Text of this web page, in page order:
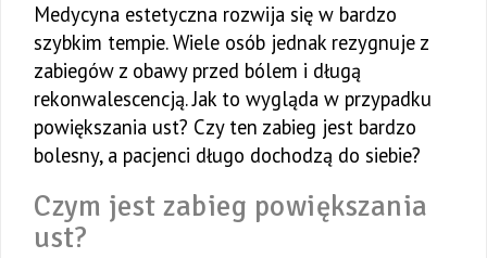
Medycyna estetyczna rozwija się w bardzo
szybkim tempie. Wiele osób jednak rezygnuje z
zabiegów z obawy przed bólem i długą
rekonwalescencją. Jak to wygląda w przypadku
powiększania ust? Czy ten zabieg jest bardzo
bolesny, a pacjenci długo dochodzą do siebie?
Czym jest zabieg powiększania
ust?